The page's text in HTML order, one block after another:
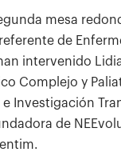
mesa
de
intervenido
Complejo y
Investigación
de